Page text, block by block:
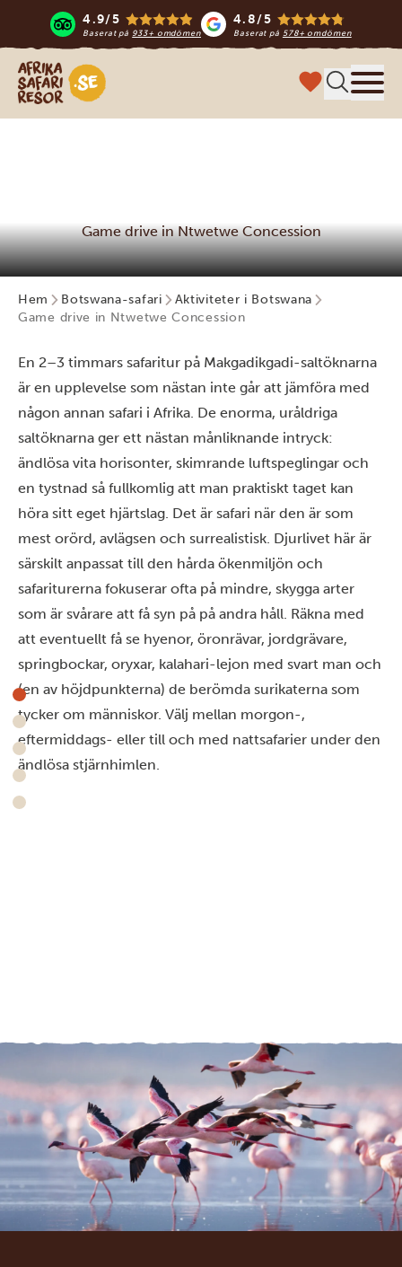
4.9/5
Baserat på 933+ omdömen
4.8/5
Baserat på 578+ omdömen
Safari-resor i Afrika
Game drive in Ntwetwe Concession
Hem Botswana-safari
Aktiviteter i Botswana
Game drive in Ntwetwe Concession
En 2–3 timmars safaritur på Makgadikgadi-saltöknarna
är en upplevelse som nästan inte går att jämföra med
någon annan safari i Afrika. De enorma, uråldriga
saltöknarna ger ett nästan månliknande intryck:
ändlösa vita horisonter, skimrande luftspeglingar och
en tystnad så fullkomlig att man praktiskt taget kan
höra sitt eget hjärtslag. Det är safari när den är som
mest orörd, avlägsen och surrealistisk. Djurlivet här är
särskilt anpassat till den hårda ökenmiljön och
safariturerna fokuserar ofta på mindre, skygga arter
som är svårare att få syn på på andra håll. Räkna med
att eventuellt få se hyenor, öronrävar, jordgrävare,
springbockar, oryxar, kalahari-lejon med svart man och
(en av höjdpunkterna) de berömda surikaterna som
tycker om människor. Välj mellan morgon-,
eftermiddags- eller till och med nattsafarier under den
ändlösa stjärnhimlen.